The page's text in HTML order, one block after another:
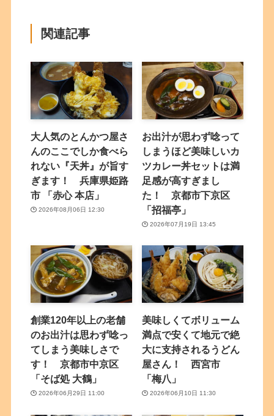
関連記事
大人気のとんかつ屋さ
んのここでしか食べら
れない『天丼』が旨す
ぎます！ 兵庫県姫路
市 「赤心 本店」
2026年08月06日 12:30
お出汁が思わず唸って
しまうほど美味しいカ
ツカレー丼セットは満
足感が高すぎまし
た！ 京都市下京区
「招福亭」
2026年07月19日 13:45
創業120年以上の老舗
のお出汁は思わず唸っ
てしまう美味しさで
す！ 京都市中京区
「そば処 大鶴」
2026年06月29日 11:00
美味しくてボリューム
満点で安くて地元で絶
大に支持されるうどん
屋さん！ 西宮市
「梅八」
2026年06月10日 11:30